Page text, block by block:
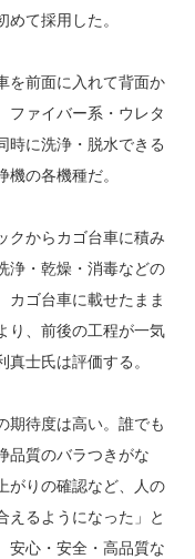
て採用した。
を前面に入れて背面か
ファイバー系・ウレタ
時に洗浄・脱水できる
の各機種だ。
クからカゴ台車に積み
浄・乾燥・消毒などの
カゴ台車に載せたまま
り、前後の工程が一気
士氏は評価する。
待度は高い。誰でも
品質のバラつきがな
がりの確認など、人の
えるようになった」と
安心・安全・高品質な